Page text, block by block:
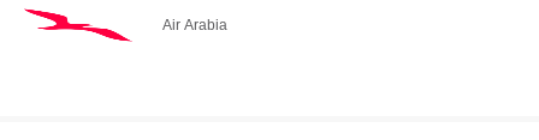
Air Arabia